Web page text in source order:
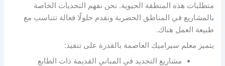
متطلبات هذه المنطقة الحيوية. نحن نفهم التحديات الخاصة
بالمشاريع في المناطق الحضرية ونقدم حلولًا فعالة تتناسب مع
طبيعة العمل هناك.
يتميز معلم سيراميك العاصمة بالقدرة على تنفيذ:
مشاريع التجديد في المباني القديمة ذات الطابع